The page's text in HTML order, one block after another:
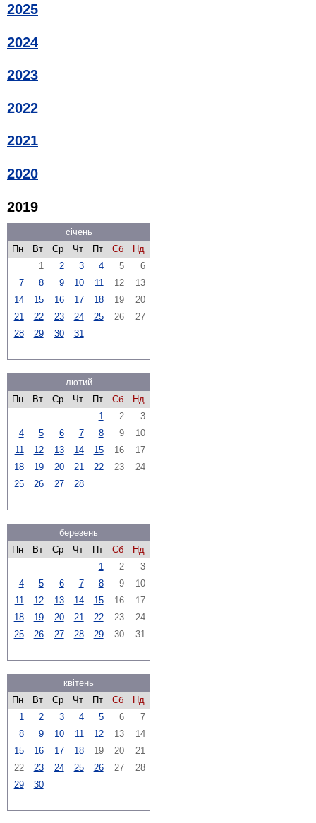
2025
2024
2023
2022
2021
2020
2019
січень
Пн
Вт Ср Чт Пт Сб
Нд
1
2 3 4 5
6
7
8 9 10 11 12
13
14
15 16 17 18 19
20
21
22 23 24 25 26
27
28
29 30 31
лютий
Пн
Вт Ср Чт Пт Сб
Нд
1
2
3
4
5 6 7 8 9
10
11
12 13 14 15 16
17
18
19 20 21 22 23
24
25
26 27 28
березень
Пн
Вт Ср Чт Пт Сб
Нд
1
2
3
4
5 6 7 8 9
10
11
12 13 14 15 16
17
18
19 20 21 22 23
24
25
26 27 28 29 30 31
квітень
Пн
Вт Ср Чт Пт Сб
Нд
1
2 3 4 5 6
7
8
9 10 11 12 13
14
15
16 17 18 19 20
21
22
23 24 25 26 27
28
29
30